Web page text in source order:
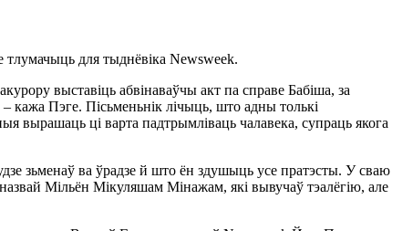
тлумачыць для тыднёвіка Newsweek.
выставіць абвінаваўчы акт па справе Бабіша, за
кажа Пэге. Пісьменьнік лічыць, што адны толькі
вырашаць ці варта падтрымліваць чалавека, супраць якога
зьменаў ва ўрадзе й што ён здушыць усе пратэсты. У сваю
Мільён Мікуляшам Мінажам, які вывучаў тэалёгію, але